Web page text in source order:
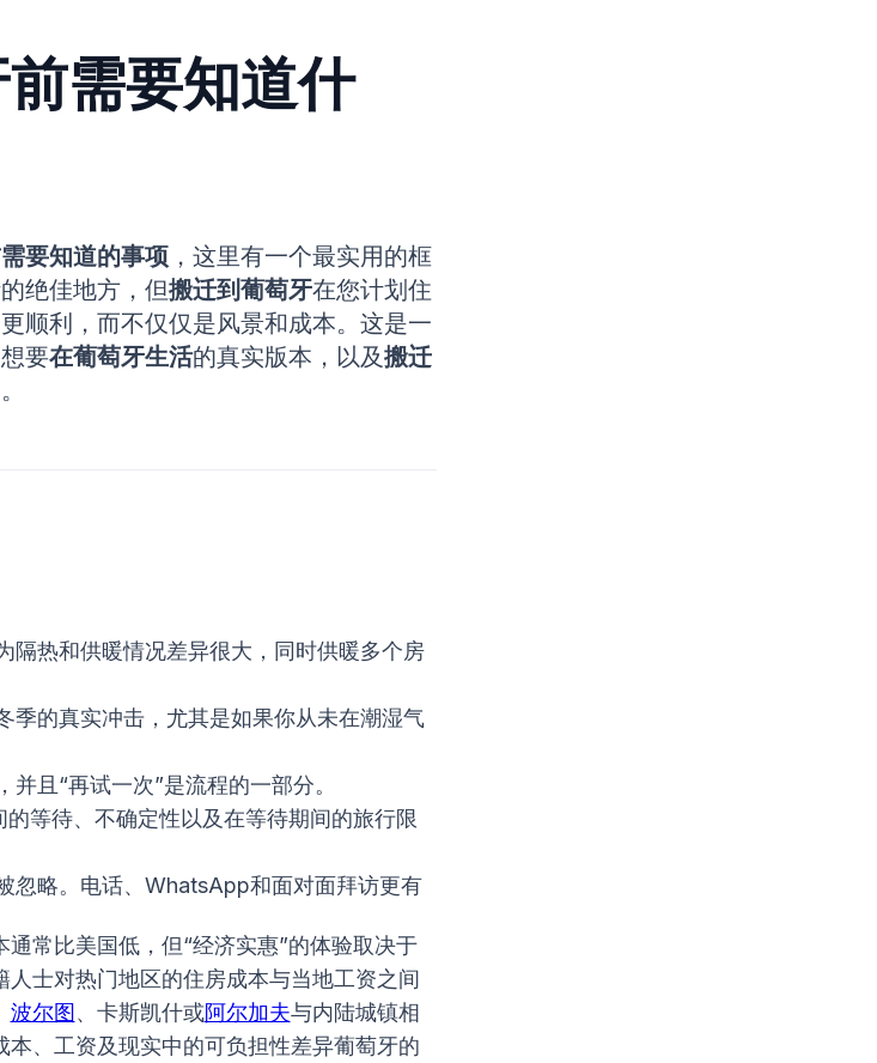
需要知道什
要知道的事项，这里有一个最实用的框
绝佳地方，但搬迁到葡萄牙在您计划住
顺利，而不仅仅是风景和成本。这是一
要在葡萄牙生活的真实版本，以及搬迁
隔热和供暖情况差异很大，同时供暖多个房
季的真实冲击，尤其是如果你从未在潮湿气
且“再试一次”是流程的一部分。
等待、不确定性以及在等待期间的旅行限
忽略。电话、WhatsApp和面对面拜访更有
常比美国低，但“经济实惠”的体验取决于
士对热门地区的住房成本与当地工资之间
波尔图 、卡斯凯什或阿尔加夫与内陆城镇相
、工资及现实中的可负担性差异葡萄牙的